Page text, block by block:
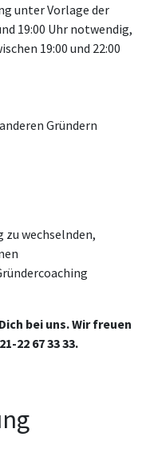
unter Vorlage der
19:00 Uhr notwendig,
19:00 und 22:00
Gründern
zu wechselnden,
bei uns. Wir freuen
22 67 33 33.